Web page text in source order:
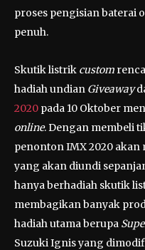
proses pengisian baterai
penuh.
Skutik listrik custom
hadiah undian Giveaway
2020 pada 10 Oktober
online. Dengan membeli
penonton IMX 2020
yang akan diundi
hanya berhadiah skutik
membagikan banyak
hadiah utama berupa
Suzuki Ignis yang